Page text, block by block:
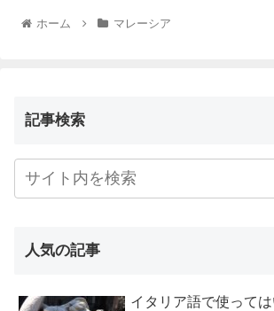
ホーム マレーシア
記事検索
人気の記事
イタリア語で使って